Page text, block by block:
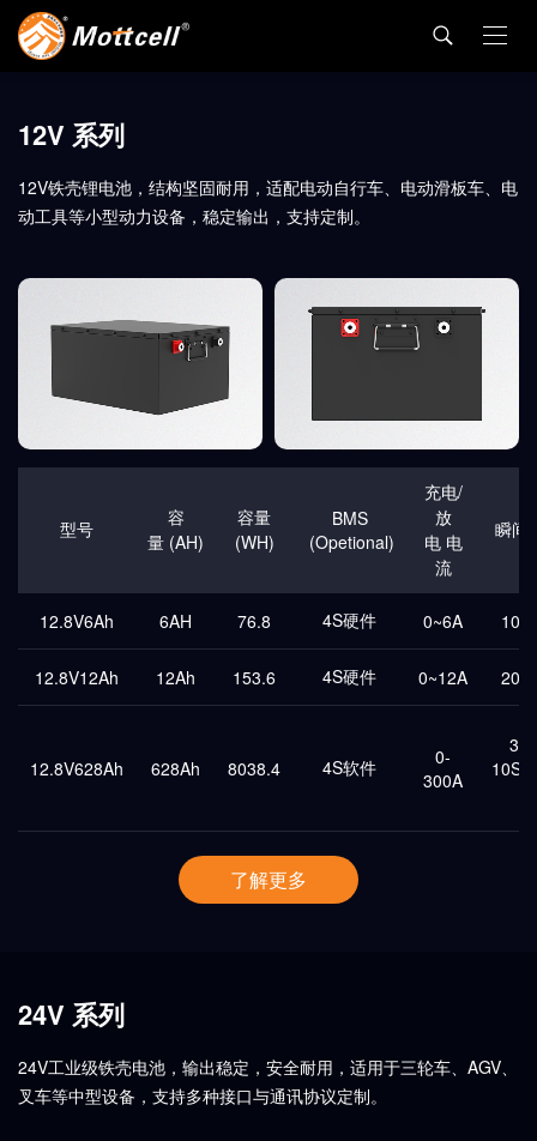
12V 系列
12V铁壳锂电池，结构坚固耐用，适配电动自行车、电动滑板车、电
动工具等小型动力设备，稳定输出，支持定制。
型号
容
量 (AH)
容量
(WH)
BMS
(Opetional)
充电/
放
电 电
流
瞬间
12.8V6Ah 6AH 76.8 4S硬件 0~6A
12.8V12Ah 12Ah 153.6 4S硬件 0~12A
12.8V628Ah 628Ah 8038.4 4S软件
0-
300A
10S/
了解更多
24V 系列
24V工业级铁壳电池，输出稳定，安全耐用，适用于三轮车、AGV、
叉车等中型设备，支持多种接口与通讯协议定制。